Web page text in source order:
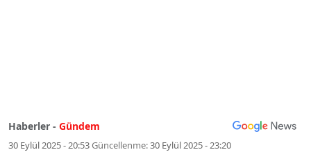
Haberler - Gündem
30 Eylül 2025 - 20:53Güncellenme:30 Eylül 2025 - 23:20